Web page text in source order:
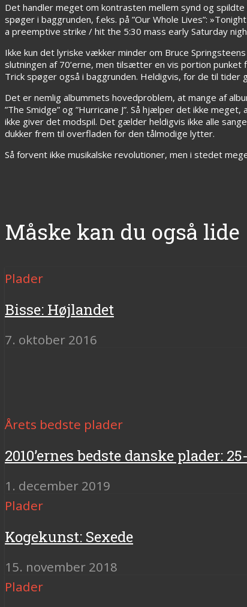
Det handler meget om kontrasten mellem synd og
spøger i baggrunden, f.eks. på ”Our Whole Lives”:
a preemptive strike / hit the 5:30 mass early Saturday
Ikke kun det lyriske vækker minder om Bruce
slutningen af 70’erne, men tilsætter en vis portion punket
Trick spøger også i baggrunden. Heldigvis, for de til tider
Det er nemlig albummets hovedproblem, at mange af
”The Smidge” og ”Hurricane J”. Så hjælper det ikke
ikke giver det modspil. Det gælder heldigvis ikke alle
dukker frem til overfladen for den tålmodige lytter.
Så forvent ikke musikalske revolutioner, men i stedet
Måske kan du også lide
Plader
Bisse: Højlandet
7. oktober 2016
Årets bedste plader
2010’ernes bedste danske plader:
1. december 2019
Plader
Kogekunst: Sexede
15. november 2018
Plader